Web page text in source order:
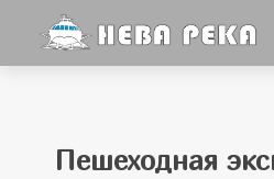
Пешеходная